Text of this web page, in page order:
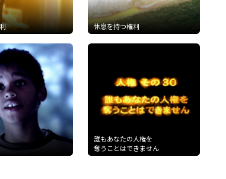
休息を持つ権利
誰もあなたの人権を
奪うことはできません